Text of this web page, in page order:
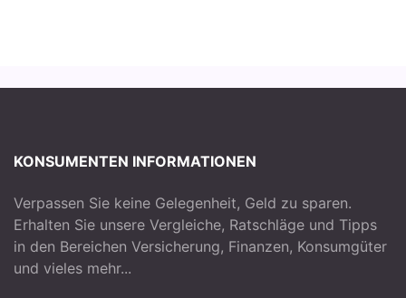
KONSUMENTEN INFORMATIONEN
Verpassen Sie keine Gelegenheit, Geld zu sparen.
Erhalten Sie unsere Vergleiche, Ratschläge und Tipps
in den Bereichen Versicherung, Finanzen, Konsumgüter
und vieles mehr...